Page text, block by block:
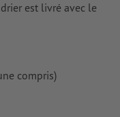
est livré avec le
compris)